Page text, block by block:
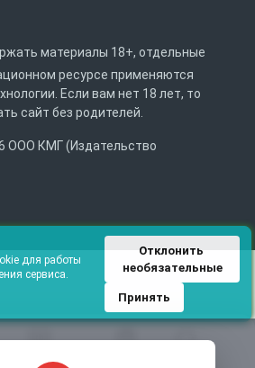
Каталог
материалы 18+, отдельные
ресурсе применяются
Если вам нет 18 лет, то
сайт без родителей.
ООО КМГ (Издательство
для работы
сервиса.
Отклонить
необязательные
Принять